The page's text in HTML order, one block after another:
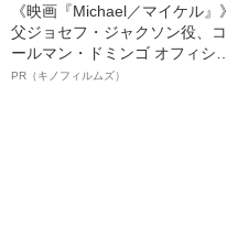
《映画『Michael／マイケル』》
父ジョセフ・ジャクソン役、コ
ールマン・ドミンゴ オフィシャ
ルインタビュー“観客を魅了した
PR（キノフィルムズ）